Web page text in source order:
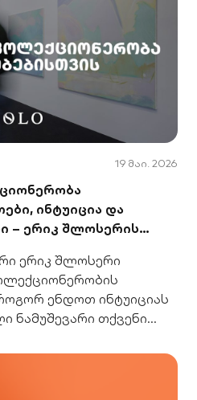
გიორგი მოსიძესთან
ცნობილ ამბავს
სასახლის
თვალით
დიალოგი
ისტორიული
19 მაი. 2026
ინტუიცია და
– ერიკ შლოსერის
ერიკ შლოსერი
ენდოთ ინტუიციას
ნამუშევარი თქვენი